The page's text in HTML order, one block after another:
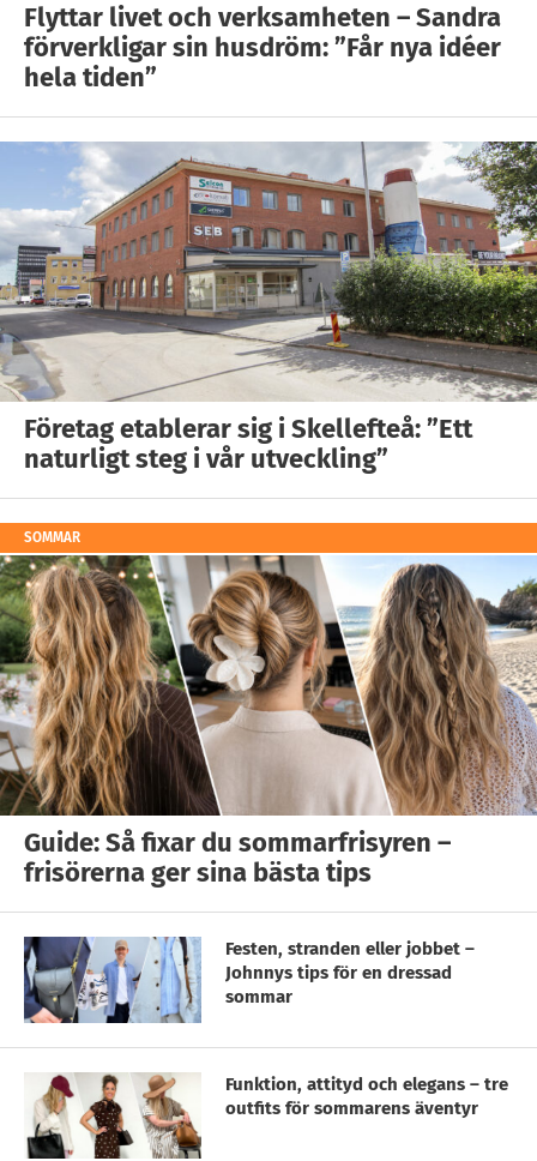
Flyttar livet och verksamheten – Sandra
förverkligar sin husdröm: ”Får nya idéer
hela tiden”
Företag etablerar sig i Skellefteå: ”Ett
naturligt steg i vår utveckling”
SOMMAR
Guide: Så fixar du sommarfrisyren –
frisörerna ger sina bästa tips
Festen, stranden eller jobbet –
Johnnys tips för en dressad
sommar
Funktion, attityd och elegans – tre
outfits för sommarens äventyr